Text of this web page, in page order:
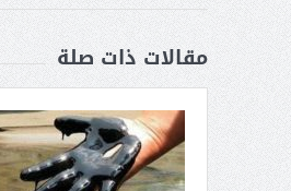
مقالات ذات صلة